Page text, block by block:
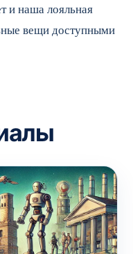
и наша лояльная
вещи доступными